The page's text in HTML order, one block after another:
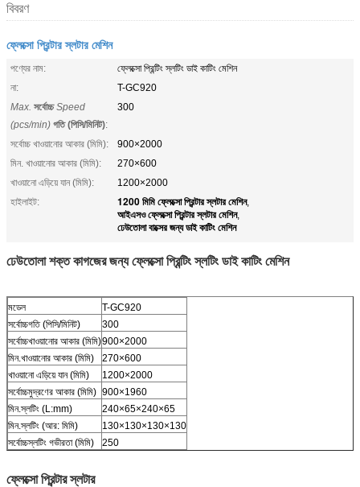
বিবরণ
ফ্লেক্সো প্রিন্টার স্লটার মেশিন
পণ্যের নাম:
ফ্লেক্সো প্রিন্টিং স্লটিং ডাই কাটিং মেশিন
না:
T-GC920
Max. সর্বোচ্চ Speed
(pcs/min) গতি (পিসি/মিনিট):
300
সর্বোচ্চ খাওয়ানোর আকার (মিমি):
900×2000
মিন. খাওয়ানোর আকার (মিমি):
270×600
খাওয়ানো এড়িয়ে যান (মিমি):
1200×2000
হাইলাইট:
1200 মিমি ফ্লেক্সো প্রিন্টার স্লটার মেশিন,
আইএসও ফ্লেক্সো প্রিন্টার স্লটার মেশিন,
ঢেউতোলা বাক্সের জন্য ডাই কাটিং মেশিন
ঢেউতোলা শক্ত কাগজের জন্য ফ্লেক্সো প্রিন্টিং স্লটিং ডাই কাটিং মেশিন
মডেল
T-GC920
সর্বোচ্চগতি (পিসি/মিনিট)
300
সর্বোচ্চখাওয়ানোর আকার (মিমি)900×2000
মিন.খাওয়ানোর আকার (মিমি)
270×600
খাওয়ানো এড়িয়ে যান (মিমি)
1200×2000
সর্বোচ্চমুদ্রণের আকার (মিমি) 900×1960
মিন.স্লটিং (L:mm)
240×65×240×65
মিন.স্লটিং (আর: মিমি)
130×130×130×130
সর্বোচ্চস্লটিং গভীরতা (মিমি)
250
ফ্লেক্সো প্রিন্টার স্লটার